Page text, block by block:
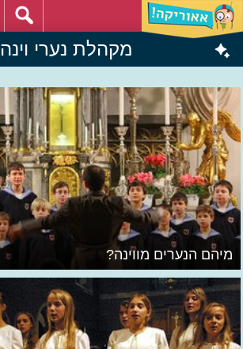
מקהלת נערי וינה
מיהם הנערים מווינה?